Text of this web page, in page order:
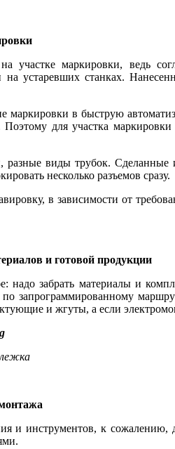
участке маркировки, ведь
устаревших станках.
маркировки в быструю
для участка
разные ви­ды трубок.
несколько разъемов сразу.
в зависимости от
и готовой продукции
забрать материалы и
и жгуты, а если
и инструментов, к сожалению,